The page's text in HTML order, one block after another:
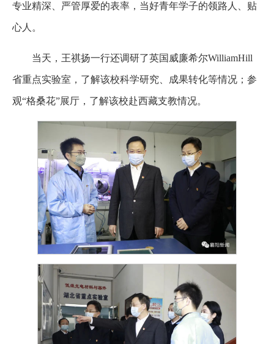
专业精深、严管厚爱的表率，当好青年学子的领路人、贴
心人。
当天，王祺扬一行还调研了英国威廉希尔WilliamHill
省重点实验室，了解该校科学研究、成果转化等情况；参
观“格桑花”展厅，了解该校赴西藏支教情况。